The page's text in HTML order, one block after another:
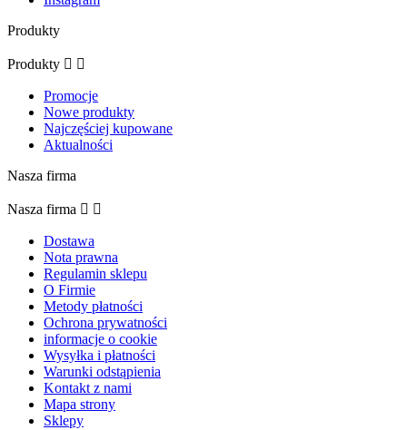
Produkty
Produkty  
Promocje
Nowe produkty
Najczęściej kupowane
Aktualności
Nasza firma
Nasza firma  
Dostawa
Nota prawna
Regulamin sklepu
O Firmie
Metody płatności
Ochrona prywatności
informacje o cookie
Wysyłka i płatności
Warunki odstąpienia
Kontakt z nami
Mapa strony
Sklepy